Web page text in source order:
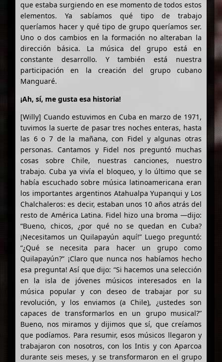
que estaba surgiendo en ese momento de todos estos
elementos. Ya sabíamos qué tipo de trabajo
queríamos hacer y qué tipo de grupo queríamos ser.
Uno o dos cambios en la formación no alteraban la
dirección básica. La música del grupo está en
constante desarrollo. Y también está nuestra
participación en la creación del grupo cubano
Manguaré.
¡Ah, sí, me gusta esa historia!
[Willy] Cuando estuvimos en Cuba en marzo de 1971,
tuvimos la suerte de pasar tres noches enteras, hasta
las 6 o 7 de la mañana, con Fidel y algunas otras
personas. Cantamos y Fidel nos preguntó muchas
cosas sobre Chile, nuestras canciones, nuestro
trabajo. Cuba ya vivía el bloqueo, y lo último que se
había escuchado sobre música latinoamericana eran
los importantes argentinos Atahualpa Yupanqui y Los
Chalchaleros: es decir, estaban unos 10 años atrás del
resto de América Latina. Fidel hizo una broma —dijo:
“Bueno, chicos, ¿por qué no se quedan en Cuba?
¡Necesitamos un Quilapayún aquí!” Luego preguntó:
“¿Qué se necesita para hacer un grupo como
Quilapayún?” ¡Claro que nunca nos habíamos hecho
esa pregunta! Así que dijo: “Si hacemos una selección
en la isla de jóvenes músicos interesados en la
música popular y con deseo de trabajar por su
revolución, y los enviamos (a Chile), ¿ustedes son
capaces de transformarlos en un grupo musical?”
Bueno, nos miramos y dijimos que sí, que creíamos
que podíamos. Para resumir, esos músicos llegaron y
trabajaron con nosotros, con los Intis y con Aparcoa
durante seis meses, y se transformaron en el grupo